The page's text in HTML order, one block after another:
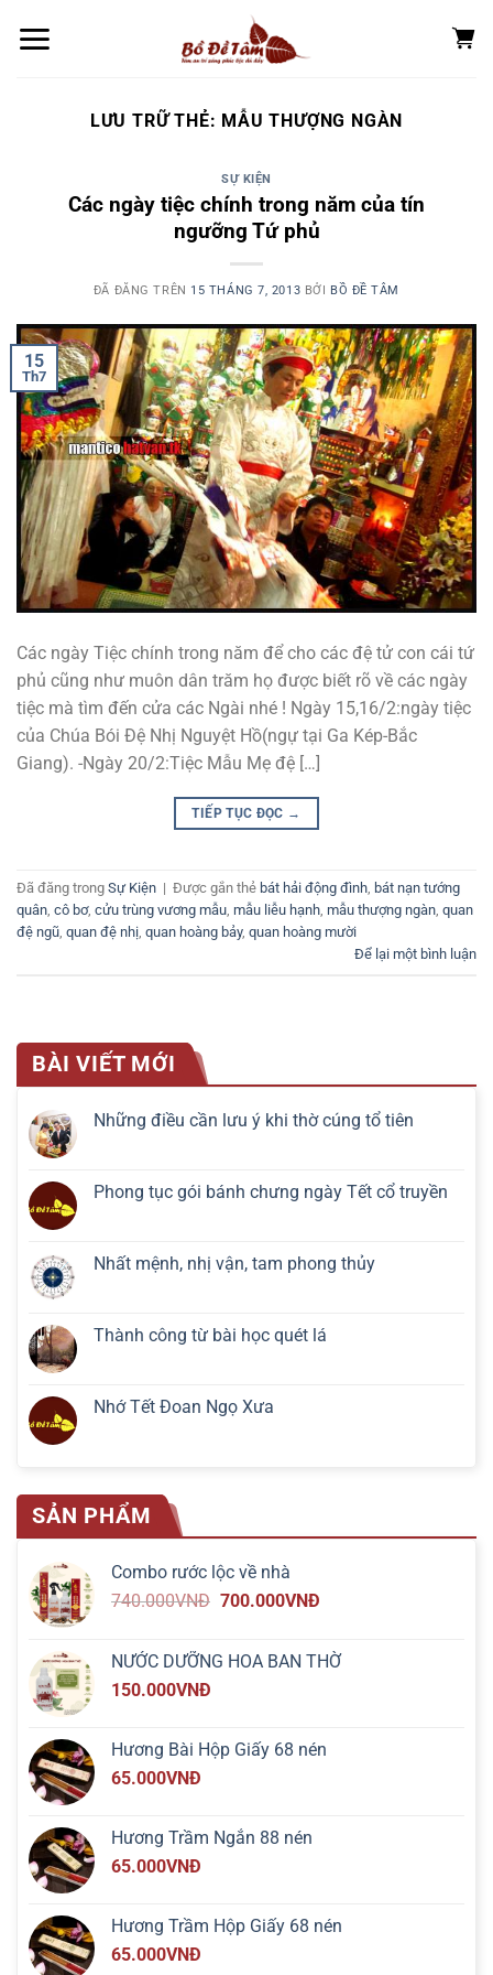
đến
LƯU TRỮ THẺ: MẪU THƯỢNG NGÀN
SỰ KIỆN
Các ngày tiệc chính trong năm của tín
ngưỡng Tứ phủ
ĐÃ ĐĂNG TRÊN 15 THÁNG 7, 2013 BỞI BỒ ĐỀ TÂM
15
Th7
Các ngày Tiệc chính trong năm để cho các đệ tử con cái tứ
phủ cũng như muôn dân trăm họ được biết rõ về các ngày
tiệc mà tìm đến cửa các Ngài nhé ! Ngày 15,16/2:ngày tiệc
của Chúa Bói Đệ Nhị Nguyệt Hồ(ngự tại Ga Kép-Bắc
Giang). -Ngày 20/2:Tiệc Mẫu Mẹ đệ […]
TIẾP TỤC ĐỌC →
Đã đăng trong Sự Kiện | Được gắn thẻ bát hải động đình bát nạn tướng
quân cô bơ, cửu trùng vương mẫu mẫu liễu hạnh mẫu thượng ngàn quan
đệ ngũ quan đệ nhị quan hoàng bảy, quan hoàng mười
Để lại một bình luận
BÀI VIẾT MỚI
Những điều cần lưu ý khi thờ cúng tổ tiên
Phong tục gói bánh chưng ngày Tết cổ truyền
Nhất mệnh, nhị vận, tam phong thủy
Thành công từ bài học quét lá
Nhớ Tết Đoan Ngọ Xưa
SẢN PHẨM
Combo rước lộc về nhà
740.000VNĐ 700.000VNĐ
NƯỚC DƯỠNG HOA BAN THỜ
150.000VNĐ
Hương Bài Hộp Giấy 68 nén
65.000VNĐ
Hương Trầm Ngắn 88 nén
65.000VNĐ
Hương Trầm Hộp Giấy 68 nén
65.000VNĐ